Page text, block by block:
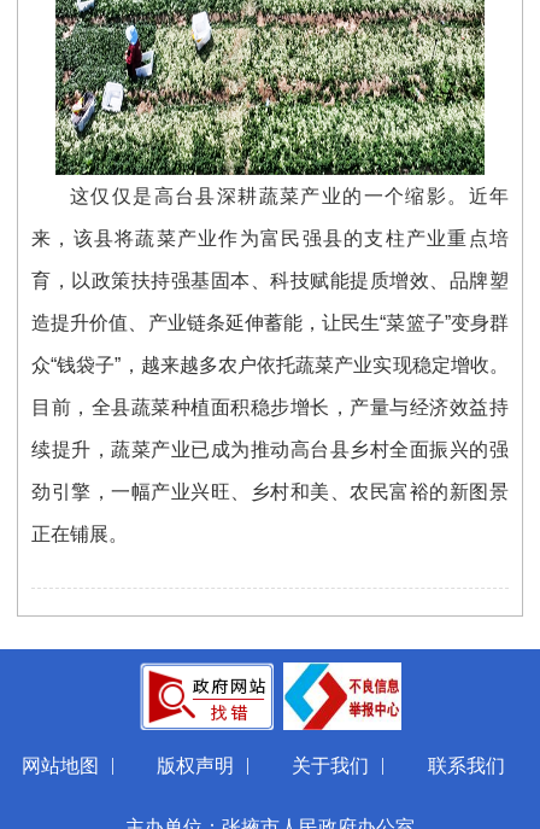
这仅仅是高台县深耕蔬菜产业的一个缩影。近年
来，该县将蔬菜产业作为富民强县的支柱产业重点培
育，以政策扶持强基固本、科技赋能提质增效、品牌塑
造提升价值、产业链条延伸蓄能，让民生“菜篮子”变身群
众“钱袋子”，越来越多农户依托蔬菜产业实现稳定增收。
目前，全县蔬菜种植面积稳步增长，产量与经济效益持
续提升，蔬菜产业已成为推动高台县乡村全面振兴的强
劲引擎，一幅产业兴旺、乡村和美、农民富裕的新图景
正在铺展。
网站地图 | 版权声明 | 关于我们 | 联系我们